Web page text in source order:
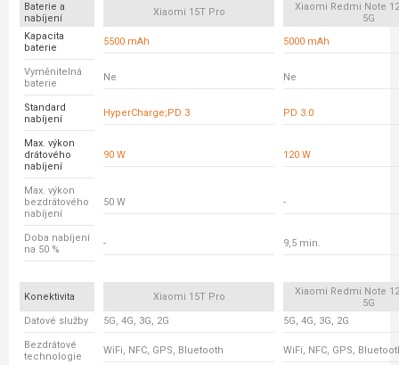
Baterie a
nabíjení
Xiaomi 15T Pro
Xiaomi Redmi Note
5G
Kapacita
baterie
5500 mAh 5000 mAh
Vyměnitelná
baterie
Ne Ne
Standard
nabíjení
HyperCharge;PD 3 PD 3.0
Max. výkon
drátového
nabíjení
90 W 120 W
Max. výkon
bezdrátového
nabíjení
50 W -
Doba nabíjení
na 50 %
- 9,5 min.
Konektivita Xiaomi 15T Pro
Xiaomi Redmi Note
5G
Datové služby
5G, 4G, 3G, 2G 5G, 4G, 3G, 2G
Bezdrátové
technologie
WiFi, NFC, GPS, Bluetooth WiFi, NFC, GPS,